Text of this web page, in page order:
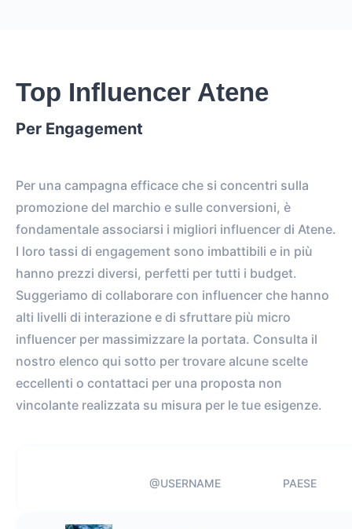
Top Influencer Atene
Per Engagement
Per una campagna efficace che si concentri sulla
promozione del marchio e sulle conversioni, è
fondamentale associarsi i migliori influencer di Atene.
I loro tassi di engagement sono imbattibili e in più
hanno prezzi diversi, perfetti per tutti i budget.
Suggeriamo di collaborare con influencer che hanno
alti livelli di interazione e di sfruttare più micro
influencer per massimizzare la portata. Consulta il
nostro elenco qui sotto per trovare alcune scelte
eccellenti o contattaci per una proposta non
vincolante realizzata su misura per le tue esigenze.
@USERNAME PAESE